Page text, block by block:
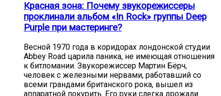
Красная зона: Почему звукорежиссеры
проклинали альбом «In Rock» группы Deep
Purple при мастеринге?
Весной 1970 года в коридорах лондонской студии
Abbey Road царила паника, не имеющая отношения
к битломании. Звукорежиссер Мартин Бёрч,
человек с железными нервами, работавший со
всеми грандами британского рока, вышел из
аппаратной покурить. Его руки слегка дрожали.